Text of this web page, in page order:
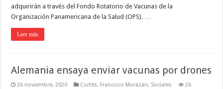
adquirirán a través del Fondo Rotatorio de Vacunas de la
Organización Panamericana de la Salud (OPS). …
Leer más
Alemania ensaya enviar vacunas por drones
26 noviembre, 2020 Cortés, Francisco Morazán, Sociales 26